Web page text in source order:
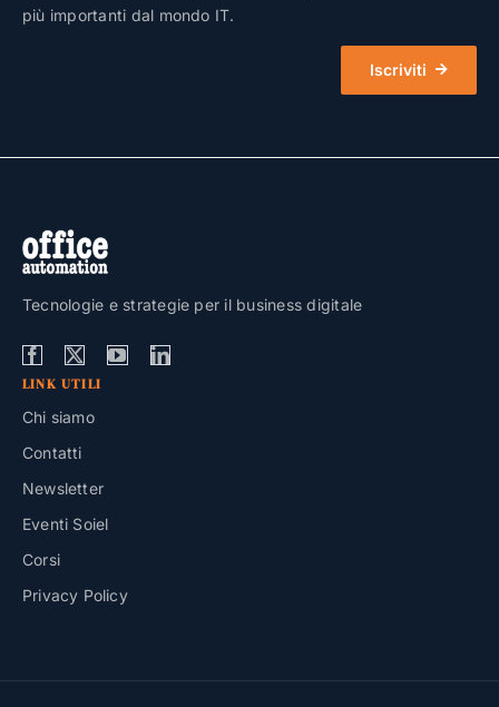
più importanti dal mondo IT.
Iscriviti
Tecnologie e strategie per il business digitale
LINK UTILI
Chi siamo
Contatti
Newsletter
Eventi Soiel
Corsi
Privacy Policy